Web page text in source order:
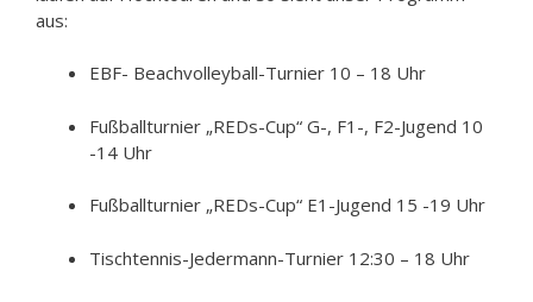
aus:
EBF- Beachvolleyball-Turnier 10 – 18 Uhr
Fußballturnier „REDs-Cup“ G-, F1-, F2-Jugend 10
-14 Uhr
Fußballturnier „REDs-Cup“ E1-Jugend 15 -19 Uhr
Tischtennis-Jedermann-Turnier 12:30 – 18 Uhr